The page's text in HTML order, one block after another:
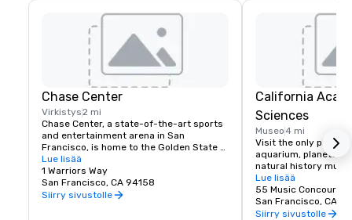
Chase Center
Virkistys2 mi
Chase Center, a state-of-the-art sports
and entertainment arena in San
Francisco, is home to the Golden State
Warriors and nearly 200 events per year.
Lue lisää
1 Warriors Way
San Francisco, CA 94158
Siirry sivustolle
California
Sciences
Museo4 mi
Visit the only place
aquarium,
natural history
living roof.
Lue lisää
55 Music Concourse
San Francisco, CA
Siirry sivustolle